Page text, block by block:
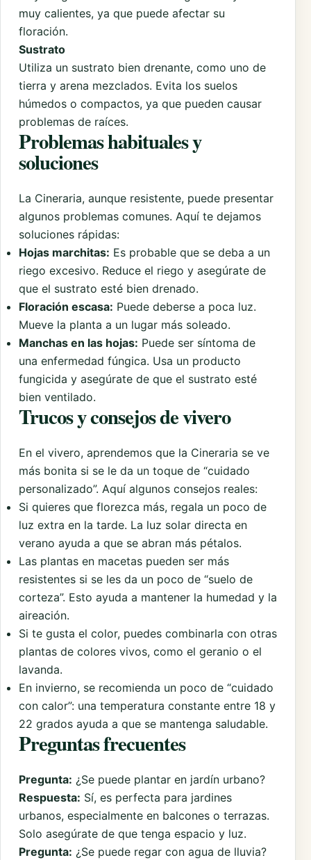
muy calientes, ya que puede afectar su
floración.
Sustrato
Utiliza un sustrato bien drenante, como uno de
tierra y arena mezclados. Evita los suelos
húmedos o compactos, ya que pueden causar
problemas de raíces.
Problemas habituales y
soluciones
La Cineraria, aunque resistente, puede presentar
algunos problemas comunes. Aquí te dejamos
soluciones rápidas:
Hojas marchitas: Es probable que se deba a un
riego excesivo. Reduce el riego y asegúrate de
que el sustrato esté bien drenado.
Floración escasa: Puede deberse a poca luz.
Mueve la planta a un lugar más soleado.
Manchas en las hojas: Puede ser síntoma de
una enfermedad fúngica. Usa un producto
fungicida y asegúrate de que el sustrato esté
bien ventilado.
Trucos y consejos de vivero
En el vivero, aprendemos que la Cineraria se ve
más bonita si se le da un toque de “cuidado
personalizado”. Aquí algunos consejos reales:
Si quieres que florezca más, regala un poco de
luz extra en la tarde. La luz solar directa en
verano ayuda a que se abran más pétalos.
Las plantas en macetas pueden ser más
resistentes si se les da un poco de “suelo de
corteza”. Esto ayuda a mantener la humedad y la
aireación.
Si te gusta el color, puedes combinarla con otras
plantas de colores vivos, como el geranio o el
lavanda.
En invierno, se recomienda un poco de “cuidado
con calor”: una temperatura constante entre 18 y
22 grados ayuda a que se mantenga saludable.
Preguntas frecuentes
Pregunta: ¿Se puede plantar en jardín urbano?
Respuesta: Sí, es perfecta para jardines
urbanos, especialmente en balcones o terrazas.
Solo asegúrate de que tenga espacio y luz.
Pregunta: ¿Se puede regar con agua de lluvia?